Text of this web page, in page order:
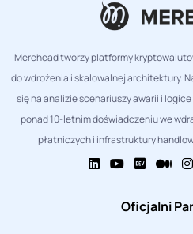
Merehead tworzy platformy
do wdrożenia i skalowalnej architektury.
się na analizie scenariuszy awarii i
ponad 10-letnim doświadczeniu we
płatniczych i infrastruktury
Oficjalni